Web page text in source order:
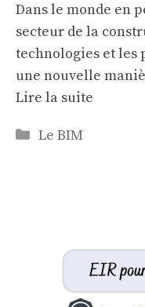
Dans le monde en
secteur de la
technologies et les
une nouvelle
Lire la suite
Categories
Le BIM